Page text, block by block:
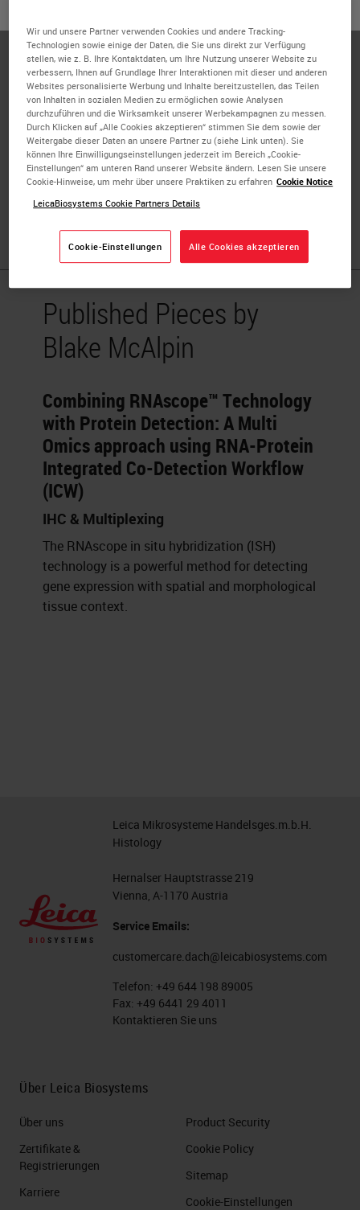
Boston area for ACD. He received his Ph.D. in
Neuroscience from MD Anderson UTHealth Graduate
School of Biomedical Sciences in 2021 where he studied
neurotoxic side effects of chemotherapy treatment with a
focus on microglia-mediated mechanisms underlying
cognitive dysfunction. His master’s degree from Université
Denis Diderot (Paris VII) focused on endocrine disruption
by BPA with regard to the endogenous circadian clock. He
received his bachelor's degree in Neuroscience from the
Published Pieces by
Blake McAlpin
Combining RNAscope™ Technology
with Protein Detection: A Multi
Omics approach using RNA-Protein
Integrated Co-Detection Workflow
(ICW)
IHC & Multiplexing
The RNAscope in situ hybridization (ISH)
technology is a powerful method for detecting
gene expression with spatial and morphological
tissue context.
Leica Mikrosysteme Handelsges.m.b.H.
Histology
Hernalser Hauptstrasse 219
Vienna, A-1170 Austria
Service Emails:
customercare.dach@leicabiosystems.com
Telefon: +49 644 198 89005
Fax: +49 6441 29 4011
Kontaktieren Sie uns
Über Leica Biosystems
Über uns
Zertifikate &
Registrierungen
Karriere
Product Security
Cookie Policy
Sitemap
Cookie-Einstellungen
Wir und unsere Partner verwenden Cookies und andere Tracking-
Technologien sowie einige der Daten, die Sie uns direkt zur Verfügung
stellen, wie z. B. Ihre Kontaktdaten, um Ihre Nutzung unserer Website zu
verbessern, Ihnen auf Grundlage Ihrer Interaktionen mit dieser und anderen
Websites personalisierte Werbung und Inhalte bereitzustellen, das Teilen
von Inhalten in sozialen Medien zu ermöglichen sowie Analysen
durchzuführen und die Wirksamkeit unserer Werbekampagnen zu messen.
Durch Klicken auf „Alle Cookies akzeptieren“ stimmen Sie dem sowie der
Weitergabe dieser Daten an unsere Partner zu (siehe Link unten). Sie
können Ihre Einwilligungseinstellungen jederzeit im Bereich „Cookie-
Einstellungen“ am unteren Rand unserer Website ändern. Lesen Sie unsere
Cookie-Hinweise, um mehr über unsere Praktiken zu erfahren Cookie Notice
LeicaBiosystems Cookie Partners Details
Cookie-Einstellungen Alle Cookies akzeptieren